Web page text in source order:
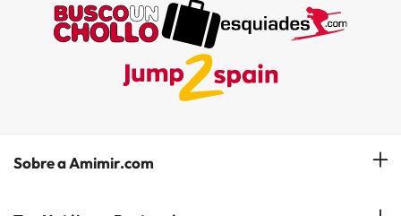
Sobre a Amimir.com
Quem somos?